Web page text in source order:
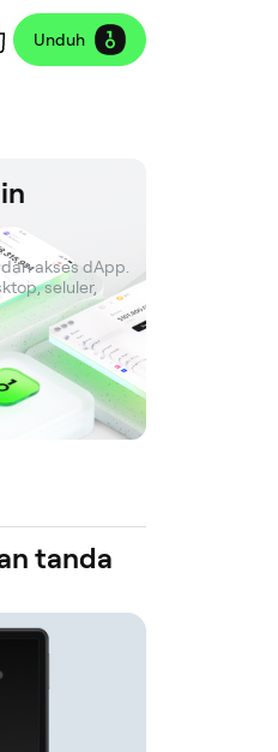
Unduh
akses dApp.
seluler,
tanda